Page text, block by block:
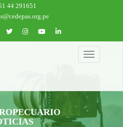
44 291651
Toggle
navigation